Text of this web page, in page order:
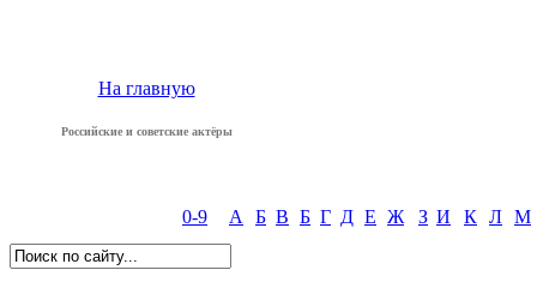
На главную
Российские и советские актёры
0-9 А Б В Б Г Д Е Ж З И К Л М